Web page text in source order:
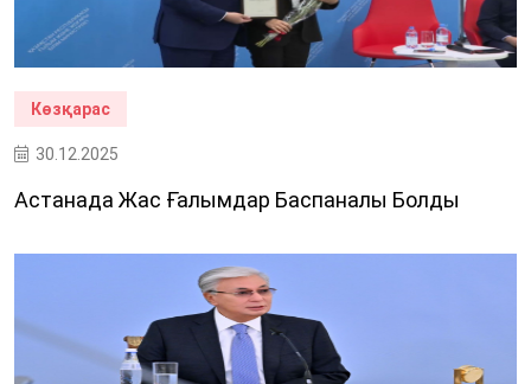
Көзқарас
30.12.2025
Астанада Жас Ғалымдар Баспаналы Болды